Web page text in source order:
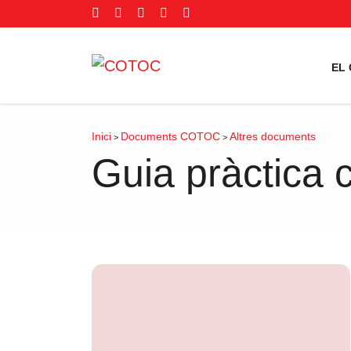
EL
Inici > Documents COTOC > Altres documents
Guia pràctica